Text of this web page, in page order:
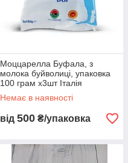
Моццарелла Буфала, з
молока буйволиці, упаковка
100 грам х3шт Італія
Немає в наявності
від 500 ₴/упаковка